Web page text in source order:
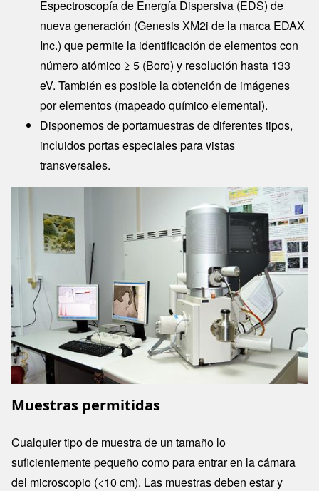
Espectroscopía de Energía Dispersiva (EDS) de
nueva generación (Genesis XM2i de la marca EDAX
Inc.) que permite la identificación de elementos con
número atómico ≥ 5 (Boro) y resolución hasta 133
eV. También es posible la obtención de imágenes
por elementos (mapeado químico elemental).
Disponemos de portamuestras de diferentes tipos,
incluidos portas especiales para vistas
transversales.
Muestras permitidas
Cualquier tipo de muestra de un tamaño lo
suficientemente pequeño como para entrar en la cámara
del microscopio (<10 cm). Las muestras deben estar y